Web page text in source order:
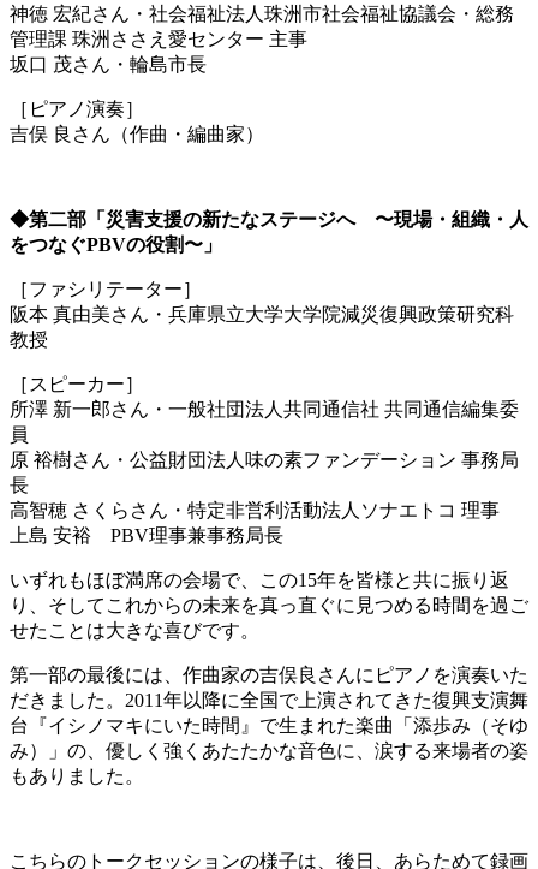
神徳 宏紀さん・社会福祉法人珠洲市社会福祉協議会・総務
管理課 珠洲ささえ愛センター 主事
坂口 茂さん・輪島市長
［ピアノ演奏］
吉俣 良さん（作曲・編曲家）
◆第二部「災害支援の新たなステージへ 〜現場・組織・人
をつなぐPBVの役割〜」
［ファシリテーター］
阪本 真由美さん・兵庫県立大学大学院減災復興政策研究科
教授
［スピーカー］
所澤 新一郎さん・一般社団法人共同通信社 共同通信編集委
員
原 裕樹さん・公益財団法人味の素ファンデーション 事務局
長
高智穂 さくらさん・特定非営利活動法人ソナエトコ 理事
上島 安裕 PBV理事兼事務局長
いずれもほぼ満席の会場で、この15年を皆様と共に振り返
り、そしてこれからの未来を真っ直ぐに見つめる時間を過ご
せたことは大きな喜びです。
第一部の最後には、作曲家の吉俣良さんにピアノを演奏いた
だきました。2011年以降に全国で上演されてきた復興支演舞
台『イシノマキにいた時間』で生まれた楽曲「添歩み（そゆ
み）」の、優しく強くあたたかな音色に、涙する来場者の姿
もありました。
こちらのトークセッションの様子は、後日、あらためて録画